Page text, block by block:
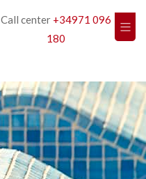
Call center +34971 096
180